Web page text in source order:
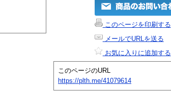
このページを印刷する
メールでURLを送る
お気に入りに追加する
このページのURL
https://plth.me/41079614